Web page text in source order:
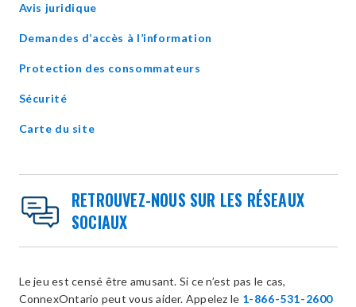
Avis juridique
Demandes d’accès à l’information
Protection des consommateurs
Sécurité
Carte du site
RETROUVEZ-NOUS SUR LES RÉSEAUX
SOCIAUX
Le jeu est censé être amusant. Si ce n’est pas le cas,
ConnexOntario peut vous aider. Appelez le 1-866-531-2600